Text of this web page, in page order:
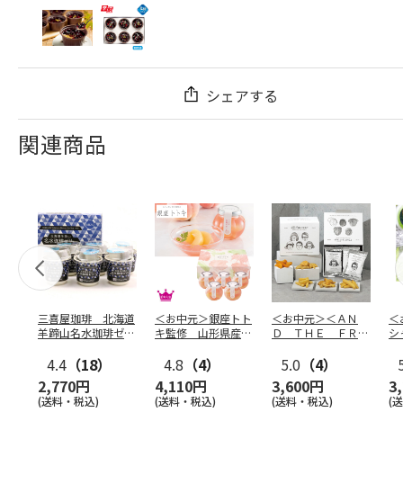
シェアする
関連商品
三喜屋珈琲 北海道
羊蹄山名水珈琲ゼリ
4.4 （18）
2,770円
(送料・税込)
＜お中元＞銀座トト
キ監修 山形県産白
版）
4.8 （4）
4,110円
(送料・税込)
＜お中元＞＜ＡＮ
Ｄ ＴＨＥ ＦＲＩ
ト５種
…
5.0 （4）
3,600円
(送料・税込)
＜
シ
(